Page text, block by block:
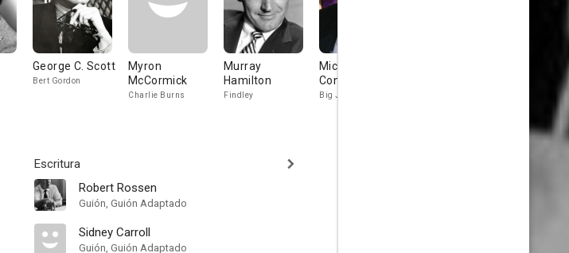
George C. Scott
Bert Gordon
Myron
McCormick
Charlie Burns
Murray
Hamilton
Findley
Michael
Constantine
Big John
Escritura
Robert Rossen
Guión, Guión Adaptado
Sidney Carroll
Guión, Guión Adaptado